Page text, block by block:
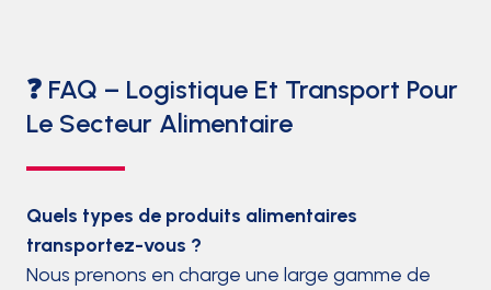
❓ FAQ – Logistique Et Transport Pour
Le Secteur Alimentaire
Quels types de produits alimentaires
transportez-vous ?
Nous prenons en charge une large gamme de